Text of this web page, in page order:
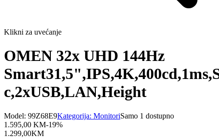
Klikni za uvećanje
OMEN 32x UHD 144Hz
c,2xUSB,LAN,Height
Model: 99Z68E9Kategorija: MonitoriSamo 1 dostupno
1.595,00 KM-19%
1.299,00KM